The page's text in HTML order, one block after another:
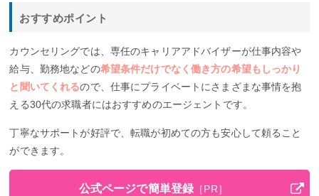
おすすめポイント
カウンセリングでは、専任のキャリアアドバイザーが仕事内容や
給与、勤務地などの希望条件だけでなく働き方の希望もしっかり
と聞いてくれるので、仕事にプライベートにさまざまな事情を抱
える30代の求職者にはおすすめのエージェントです。
丁寧なサポートが好評で、転職が初めての方も安心して頼ること
ができます。
公式ページで簡単登録 ［PR］